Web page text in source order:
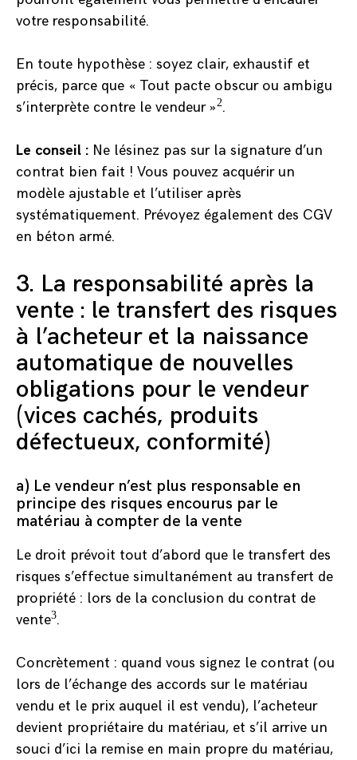
votre responsabilité.
En toute hypothèse : soyez clair, exhaustif et
précis, parce que « Tout pacte obscur ou ambigu
s’interprète contre le vendeur »2.
Le conseil : Ne lésinez pas sur la signature d’un
contrat bien fait ! Vous pouvez acquérir un
modèle ajustable et l’utiliser après
systématiquement. Prévoyez également des CGV
en béton armé.
3. La responsabilité après la
vente : le transfert des risques
à l’acheteur et la naissance
automatique de nouvelles
obligations pour le vendeur
(vices cachés, produits
défectueux, conformité)
a) Le vendeur n’est plus responsable en
principe des risques encourus par le
matériau à compter de la vente
Le droit prévoit tout d’abord que le transfert des
risques s’effectue simultanément au transfert de
propriété : lors de la conclusion du contrat de
vente3.
Concrètement : quand vous signez le contrat (ou
lors de l’échange des accords sur le matériau
vendu et le prix auquel il est vendu), l’acheteur
devient propriétaire du matériau, et s’il arrive un
souci d’ici la remise en main propre du matériau,